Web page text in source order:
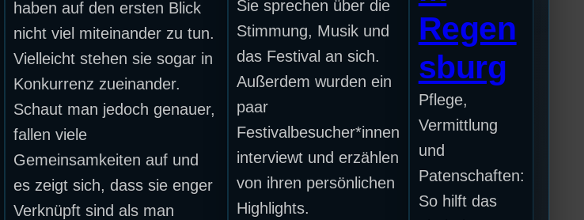
haben auf den ersten Blick
nicht viel miteinander zu tun.
Vielleicht stehen sie sogar in
Konkurrenz zueinander.
Schaut man jedoch genauer,
fallen viele
Gemeinsamkeiten auf und
es zeigt sich, dass sie enger
Verknüpft sind als man
Sie sprechen über die
Stimmung, Musik und
das Festival an sich.
Außerdem wurden ein
paar
Festivalbesucher*innen
interviewt und erzählen
von ihren persönlichen
Highlights.
Regen
sburg
Pflege,
Vermittlung
und
Patenschaften:
So hilft das